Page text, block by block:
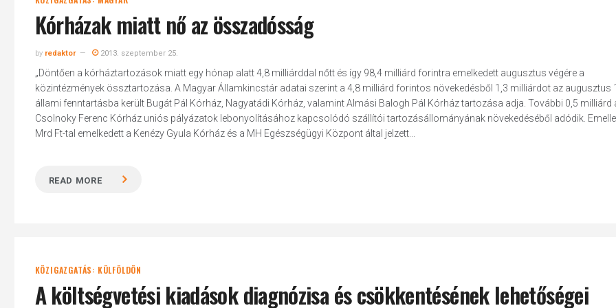
Kórházak miatt nő az összadósság
by redaktor 2013. szeptember 25.
„Döntően a kórháztartozások miatt egy hónap alatt 4,8 milliárddal nőtt és így 98,4 milliárd forintra emelkedett augusztus végére a
közintézmények össztartozása. A Magyar Államkincstár adatai szerint a 4,8 milliárd forintos növekedésből 1,3 milliárdot az augusztus
állami fenntartásba került Bugát Pál Kórház, Nagyatádi Kórház, valamint Almási Balogh Pál Kórház tartozása adja. További 0,5 milliárd
Csolnoky Ferenc Kórház uniós pályázatok lebonyolításához kapcsolódó szállítói tartozásállományának növekedéséből adódik.
Mrd Ft-tal emelkedett a Kenézy Gyula Kórház és a MH Egészségügyi Központ által jelzett...
READ MORE
KÖZIGAZGATÁS: KÜLFÖLDÖN
A költségvetési kiadások diagnózisa és csökkentésének lehetőségei